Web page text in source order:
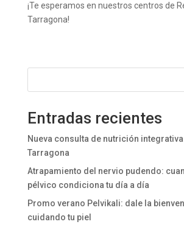
¡Te esperamos en nuestros centros de
Tarragona!
Entradas recientes
Nueva consulta de nutrición
Tarragona
Atrapamiento del nervio pudendo:
pélvico condiciona tu día a día
Promo verano Pelvikali: dale la
cuidando tu piel